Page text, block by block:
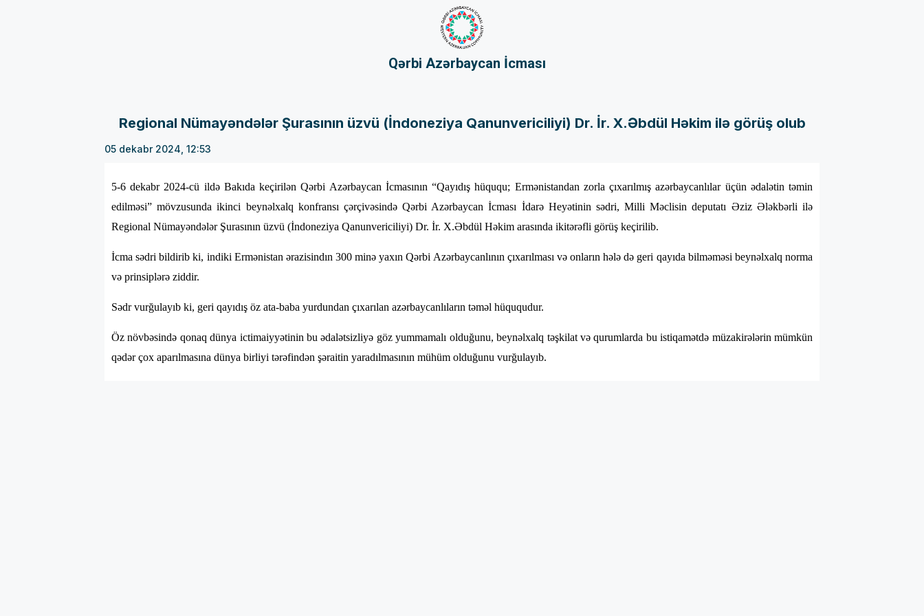
Qərbi Azərbaycan İcması
Regional Nümayəndələr Şurasının üzvü (İndoneziya Qanunvericiliyi) Dr. İr. X.Əbdül Həkim ilə görüş olub
05 dekabr 2024, 12:53
5-6 dekabr 2024-cü ildə Bakıda keçirilən Qərbi Azərbaycan İcmasının “Qayıdış hüququ; Ermənistandan zorla çıxarılmış azərbaycanlılar üçün ədalətin təmin
edilməsi” mövzusunda ikinci beynəlxalq konfransı çərçivəsində Qərbi Azərbaycan İcması İdarə Heyətinin sədri, Milli Məclisin deputatı Əziz Ələkbərli ilə
Regional Nümayəndələr Şurasının üzvü (İndoneziya Qanunvericiliyi) Dr. İr. X.Əbdül Həkim arasında ikitərəfli görüş keçirilib.
İcma sədri bildirib ki, indiki Ermənistan ərazisindın 300 minə yaxın Qərbi Azərbaycanlının çıxarılması və onların hələ də geri qayıda bilməməsi beynəlxalq norma
və prinsiplərə ziddir.
Sədr vurğulayıb ki, geri qayıdış öz ata-baba yurdundan çıxarılan azərbaycanlıların təməl hüququdur.
Öz növbəsində qonaq dünya ictimaiyyətinin bu ədalətsizliyə göz yummamalı olduğunu, beynəlxalq təşkilat və qurumlarda bu istiqamətdə müzakirələrin mümkün
qədər çox aparılmasına dünya birliyi tərəfindən şəraitin yaradılmasının mühüm olduğunu vurğulayıb.